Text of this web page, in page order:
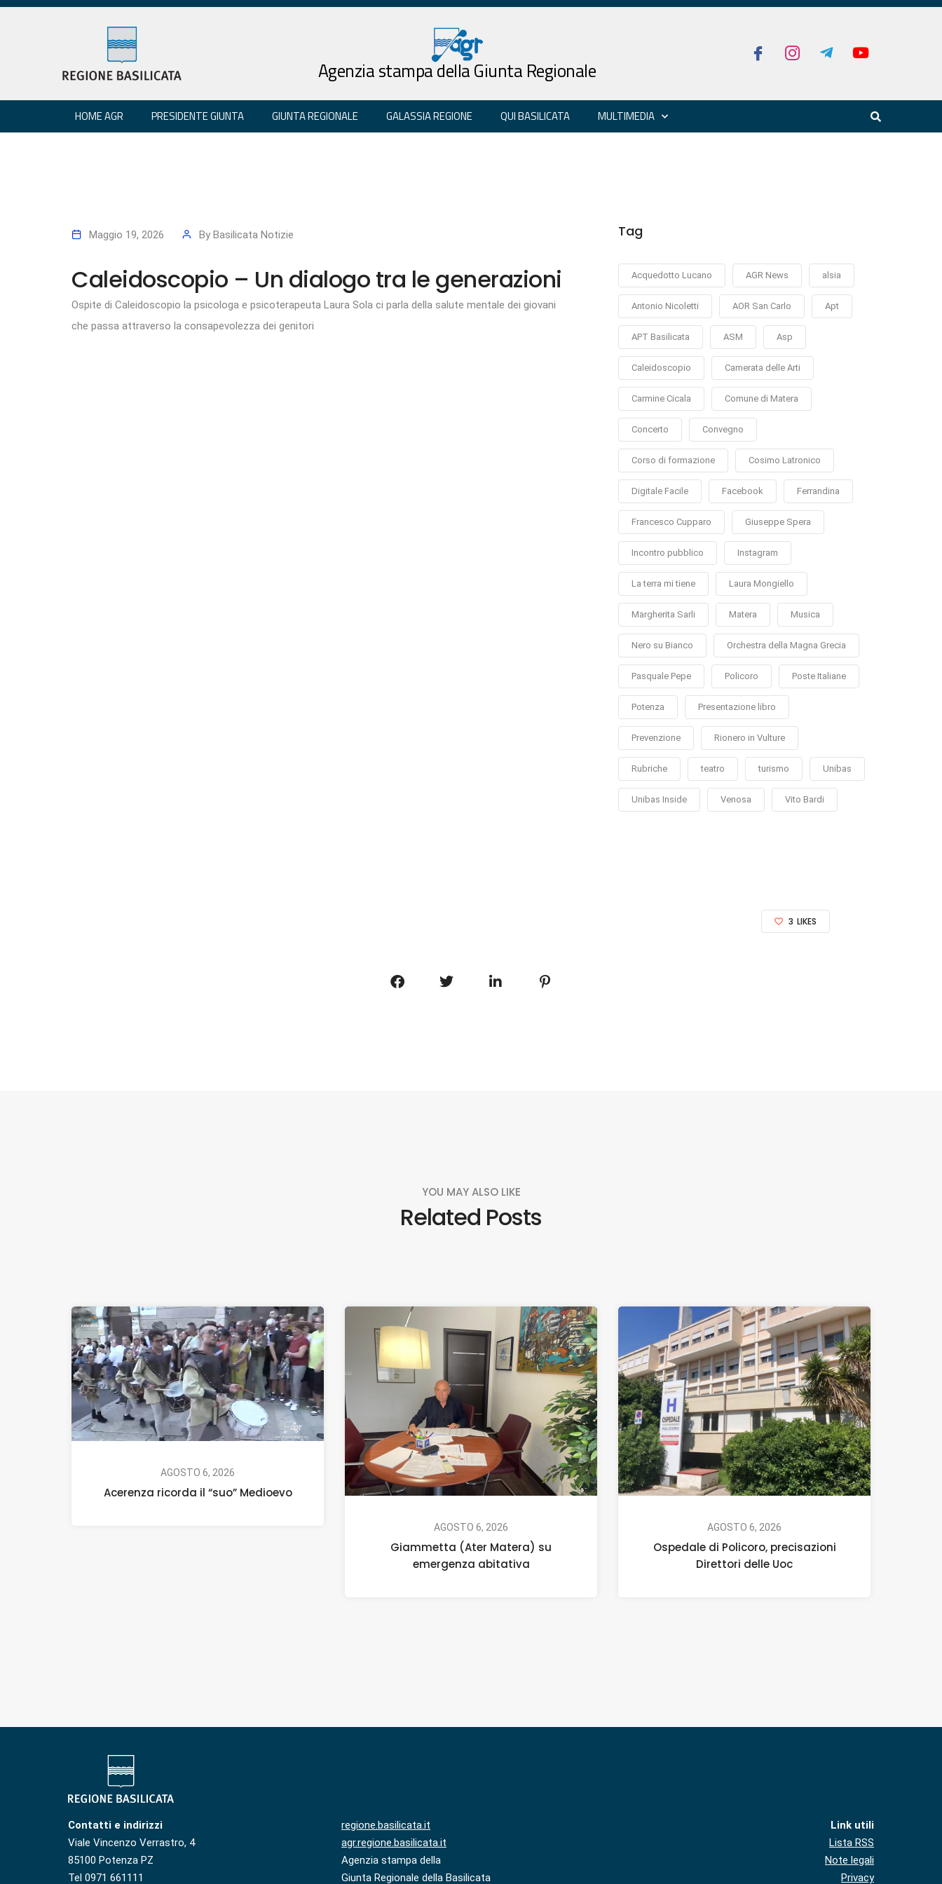
Agenzia stampa della Giunta Regionale
HOME AGR PRESIDENTE GIUNTA GIUNTA REGIONALE GALASSIA REGIONE QUI BASILICATA MULTIMEDIA
Maggio 19, 2026 By Basilicata Notizie
Caleidoscopio – Un dialogo tra le generazioni
Ospite di Caleidoscopio la psicologa e psicoterapeuta Laura Sola ci parla della salute mentale dei giovani
che passa attraverso la consapevolezza dei genitori
Tag
Acquedotto Lucano AGR News alsia
Antonio Nicoletti AOR San Carlo Apt
APT Basilicata ASM Asp
Caleidoscopio Camerata delle Arti
Carmine Cicala Comune di Matera
Concerto Convegno
Corso di formazione Cosimo Latronico
Digitale Facile Facebook Ferrandina
Francesco Cupparo Giuseppe Spera
Incontro pubblico Instagram
La terra mi tiene Laura Mongiello
Margherita Sarli Matera Musica
Nero su Bianco Orchestra della Magna Grecia
Pasquale Pepe Policoro Poste Italiane
Potenza Presentazione libro
Prevenzione Rionero in Vulture
Rubriche teatro turismo Unibas
Unibas Inside Venosa Vito Bardi
3 LIKES
YOU MAY ALSO LIKE
Related Posts
AGOSTO 6, 2026
Acerenza ricorda il “suo” Medioevo
AGOSTO 6, 2026
Giammetta (Ater Matera) su
emergenza abitativa
AGOSTO 6, 2026
Ospedale di Policoro, precisazioni
Direttori delle Uoc
Contatti e indirizzi
Viale Vincenzo Verrastro, 4
85100 Potenza PZ
Tel 0971 661111
regione.basilicata.it
agr.regione.basilicata.it
Agenzia stampa della
Giunta Regionale della Basilicata
Link utili
Lista RSS
Note legali
Privacy